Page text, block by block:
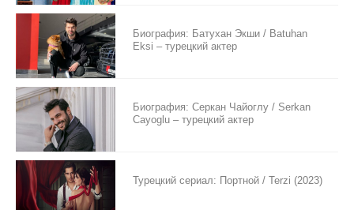
Биография: Батухан Экши / Batuhan
Eksi – турецкий актер
Биография: Серкан Чайоглу / Serkan
Cayoglu – турецкий актер
Турецкий сериал: Портной / Terzi (2023)